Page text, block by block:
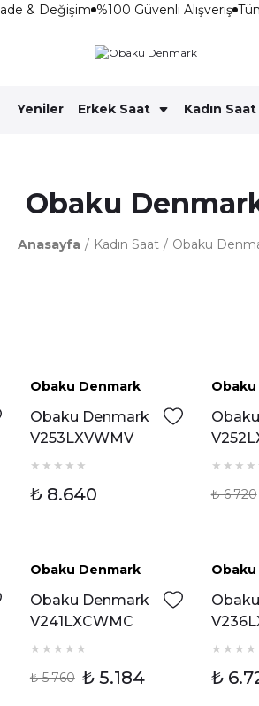
& Değişim %100 Güvenli Alışveriş Tüm
Yeniler Erkek Saat Kadın Saat
Obaku
Anasayfa Kadın Saat Obaku
Obaku Denmark
Obaku Denmark
V253LXVWMV
Kadın Kol Saati
₺ 8.640
Kadın
₺ 6.720
%10 İndirim
Obaku Denmark
Obaku Denmark
V241LXCWMC
Kadın Kol Saati
₺ 5.760 ₺ 5.184
Kadın
₺